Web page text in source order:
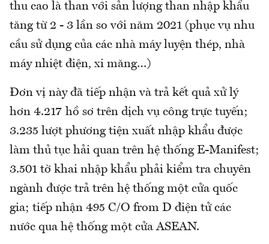
thu cao là than với sản lượng than nhập khẩu
tăng từ 2 - 3 lần so với năm 2021 (phục vụ nhu
cầu sử dụng của các nhà máy luyện thép, nhà
máy nhiệt điện, xi măng…)
Đơn vị này đã tiếp nhận và trả kết quả xử lý
hơn 4.217 hồ sơ trên dịch vụ công trực tuyến;
3.235 lượt phương tiện xuất nhập khẩu được
làm thủ tục hải quan trên hệ thống E-Manifest;
3.501 tờ khai nhập khẩu phải kiểm tra chuyên
ngành được trả trên hệ thống một cửa quốc
gia; tiếp nhận 495 C/O from D điện tử các
nước qua hệ thống một cửa ASEAN.